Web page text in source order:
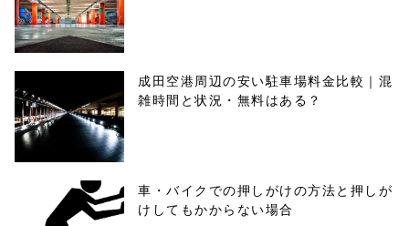
成田空港周辺の安い駐車場料金比較｜混
雑時間と状況・無料はある？
車・バイクでの押しがけの方法と押しが
けしてもかからない場合